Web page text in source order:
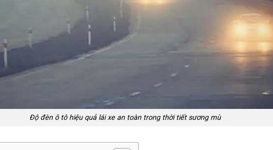
Độ đèn ô tô hiệu quả lái xe an toàn trong thời tiết sương mù